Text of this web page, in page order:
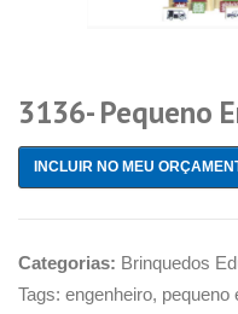
3136- Pequeno
INCLUIR NO MEU
Categorias: Brinquedos
Tags: engenheiro, pequeno